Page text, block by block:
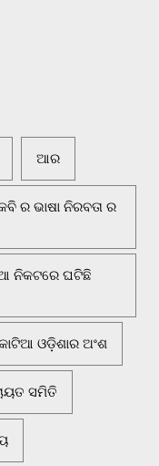
ଆର
ର ଭାଷା ନିରବତା ର
ନିକଟରେ ଘଟିଛି
ଓଡ଼ିଶାର ଅଂଶ
ସମିତି